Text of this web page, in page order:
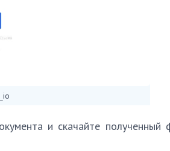
и скачайте полученный